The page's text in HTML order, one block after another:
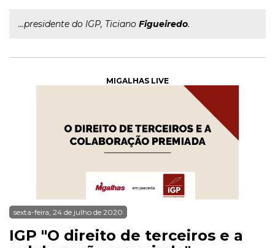
...presidente do IGP, Ticiano Figueiredo.
MIGALHAS LIVE
sexta-feira, 24 de julho de 2020
IGP "O direito de terceiros e a